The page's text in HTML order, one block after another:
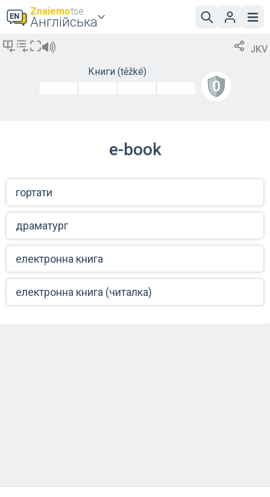
Znaiemotse
Англійська
JKV
Книги (těžké)
e-book
гортати
драматург
електронна книга
електронна книга (читалка)